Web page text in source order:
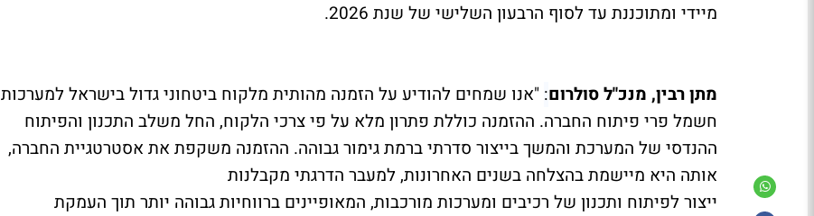
מיידי ומתוכננת עד לסוף הרבעון השלישי של שנת 2026.
מתן רבין, מנכ"ל סולרום: "אנו שמחים להודיע על הזמנה מהותית מלקוח ביטחוני גדול בישראל למערכות
חשמל פרי פיתוח החברה. ההזמנה כוללת פתרון מלא על פי צרכי הלקוח, החל משלב התכנון והפיתוח
ההנדסי של המערכת והמשך בייצור סדרתי ברמת גימור גבוהה. ההזמנה משקפת את אסטרטגיית החברה,
אותה היא מיישמת בהצלחה בשנים האחרונות, למעבר הדרגתי מקבלנות
ייצור לפיתוח ותכנון של רכיבים ומערכות מורכבות, המאופיינים ברווחיות גבוהה יותר תוך העמקת